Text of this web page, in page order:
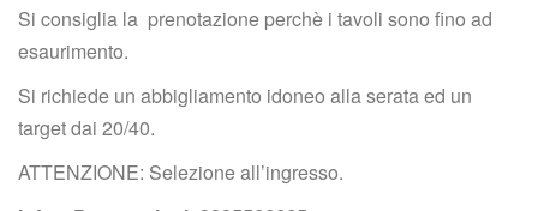
Si consiglia la prenotazione perchè i tavoli sono fino ad
esaurimento.
Si richiede un abbigliamento idoneo alla serata ed un
target dai 20/40.
ATTENZIONE: Selezione all’ingresso.